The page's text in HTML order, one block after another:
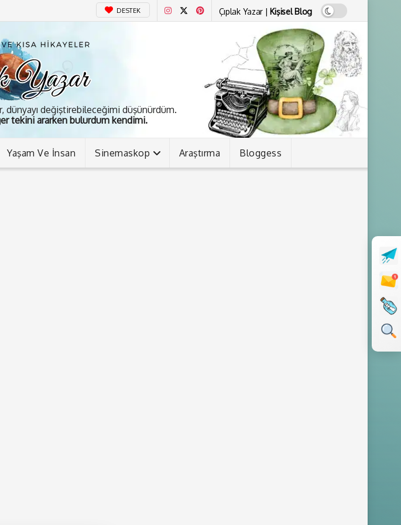
DESTEK Çıplak Yazar | Kişisel Blog
dünyayı değiştirebileceğimi düşünürdüm.
tekini ararken bulurdum kendimi.
Yaşam Ve İnsan Sinemaskop Araştırma Bloggess